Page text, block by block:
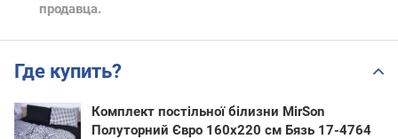
продавца.
Где купить?
Комплект постільної білизни MirSon
Полуторний Євро 160х220 см Бязь 17-4764